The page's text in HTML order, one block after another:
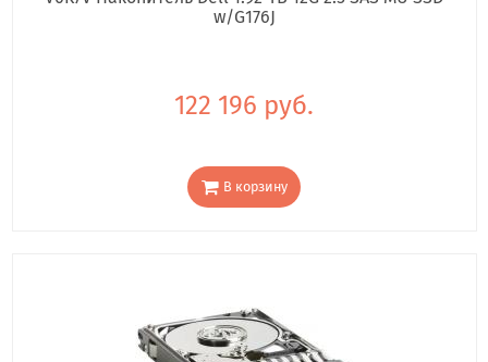
w/G176J
122 196 руб.
В корзину